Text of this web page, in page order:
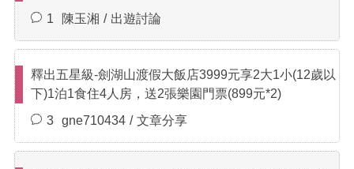
1
陳玉湘 出遊討論
釋出五星級-劍湖山渡假大飯店3999元享2大1小(12歲以
下)1泊1食住4人房，送2張樂園門票(899元*2)
3
gne710434 文章分享